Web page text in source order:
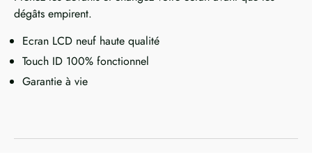
dégâts empirent.
Ecran LCD neuf haute qualité
Touch ID 100% fonctionnel
Garantie à vie